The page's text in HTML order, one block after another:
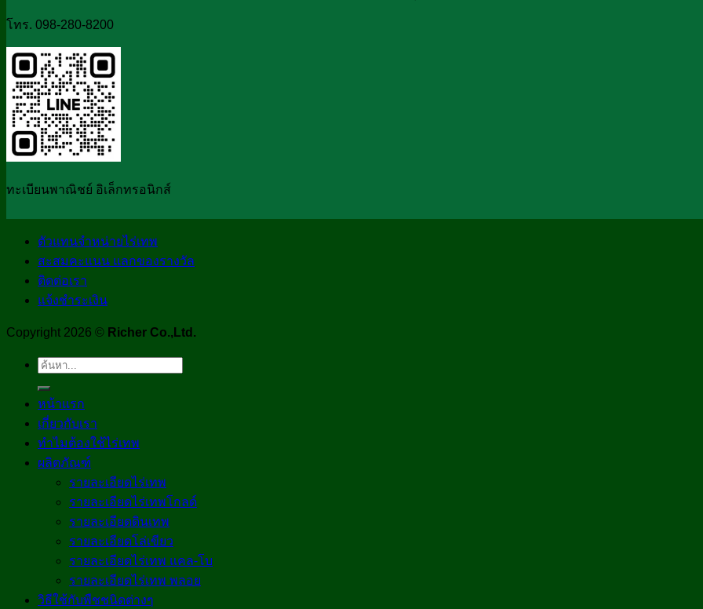
โทร. 098-280-8200
ทะเบียนพาณิชย์ อิเล็กทรอนิกส์
ตัวแทนจำหน่ายไร่เทพ
สะสมคะแนน แลกของรางวัล
ติดต่อเรา
แจ้งชำระเงิน
Copyright 2026 © Richer Co.,Ltd.
ค้นหา:
หน้าแรก
เกี่ยวกับเรา
ทำไมต้องใช้ไร่เทพ
ผลิตภัณฑ์
รายละเอียดไร่เทพ
รายละเอียดไร่เทพโกลด์
รายละเอียดดินเทพ
รายละเอียดโล่เขียว
รายละเอียดไร่เทพ แคล-โบ
รายละเอียดไร่เทพ พลอย
วิธีใช้กับพืชชนิดต่างๆ